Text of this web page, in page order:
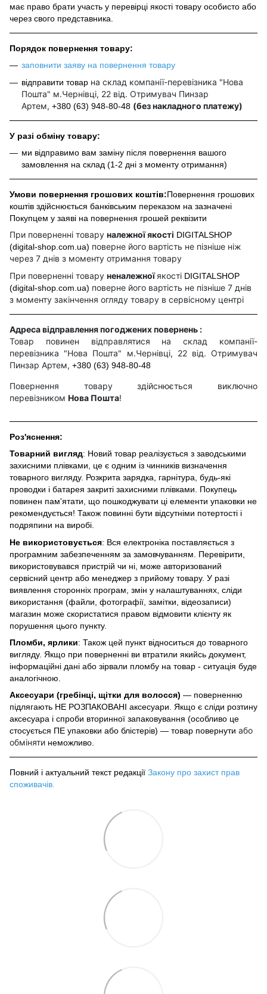
має право брати участь у перевірці якості товару особисто або
через свого представника.
Порядок повернення товару:
заповнити заяву на повернення товару
відправити товар на склад компанії-перевізника "Нова
Пошта" м.Чернівці, 22 від. Отримувач Пинзар
Артем, +380 (63) 948-80-48 (без накладного платежу)
У разі обміну товару:
ми відправимо вам заміну після повернення вашого
замовлення на склад (1-2 дні з моменту отримання)
Умови повернення грошових коштів:Повернення грошових
коштів здійснюється банківським переказом на зазначені
Покупцем у заяві на повернення грошей реквізити
При поверненні товару належної якості DIGITALSHOP
(digital-shop.com.ua) поверне його вартість не пізніше ніж
через 7 днів з моменту отримання товару
При поверненні товару неналежноїякості DIGITALSHOP
(digital-shop.com.ua) поверне його вартість не пізніше 7 днів
з моменту закінчення огляду товару в сервісному центрі
Адреса відправлення погоджених повернень :
Товар повинен відправлятися на склад компанії-
перевізника "Нова Пошта" м.Чернівці, 22 від. Отримувач
Пинзар Артем, +380 (63) 948-80-48
Повернення товару здійснюється виключно
перевізником Нова Пошта!
Роз'яснення:
Товарний вигляд: Новий товар реалізується з заводськими
захисними плівками, це є одним із чинників визначення
товарного вигляду. Розкрита зарядка, гарнітура, будь-які
проводки і батарея закриті захисними плівками. Покупець
повинен пам'ятати, що пошкоджувати ці елементи упаковки не
рекомендується! Також повинні бути відсутніми потертості і
подряпини на виробі.
Не використовується: Вся електроніка поставляється з
програмним забезпеченням за замовчуванням. Перевірити,
використовувався пристрій чи ні, може авторизований
сервісний центр або менеджер з прийому товару. У разі
виявлення сторонніх програм, змін у налаштуваннях, сліди
використання (файли, фотографії, замітки, відеозаписи)
магазин може скористатися правом відмовити клієнту як
порушення цього пункту.
Пломби, ярлики: Також цей пункт відноситься до товарного
вигляду. Якщо при поверненні ви втратили якийсь документ,
інформаційні дані або зірвали пломбу на товар - ситуація буде
аналогічною.
Аксесуари (гребінці, щітки для волосся) — поверненню
підлягають НЕ РОЗПАКОВАНІ аксесуари. Якщо є сліди розтину
аксесуара і спроби вторинної запаковування (особливо це
стосується ПЕ упаковки або блістерів) — товар повернути або
обміняти неможливо.
Повний і актуальний текст редакції Закону про захист прав
споживачів.